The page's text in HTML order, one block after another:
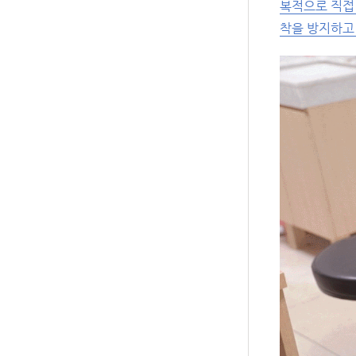
복적으로 직
착을 방지하